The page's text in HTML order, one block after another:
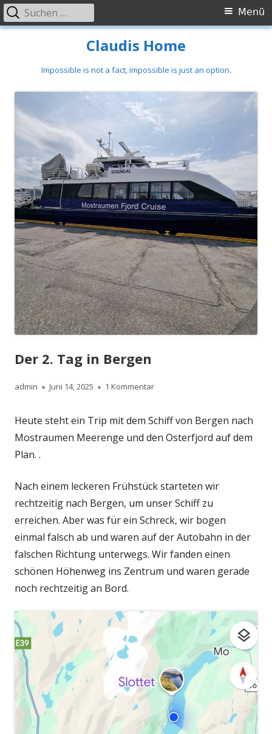
Claudis Home
Impossible is not a fact, impossible is just an option.
Primäres
Menü
Suchen
nach:
Der 2. Tag in Bergen
Autor
admin
Veröffentlicht
Juni 14, 2025 1 Kommentarzu Der 2. Tag in Bergen
Heute steht ein Trip mit dem Schiff von Bergen nach
Mostraumen Meerenge und den Osterfjord auf dem
Plan. .
Nach einem leckeren Frühstück starteten wir
rechtzeitig nach Bergen, um unser Schiff zu
erreichen. Aber was für ein Schreck, wir bogen
einmal falsch ab und waren auf der Autobahn in der
falschen Richtung unterwegs. Wir fanden einen
schönen Höhenweg ins Zentrum und waren gerade
noch rechtzeitig an Bord.